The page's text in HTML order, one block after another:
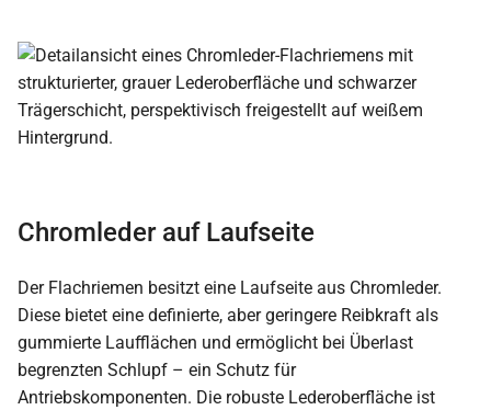
Chromleder auf Laufseite
Der Flachriemen besitzt eine Laufseite aus Chromleder.
Diese bietet eine definierte, aber geringere Reibkraft als
gummierte Laufflächen und ermöglicht bei Überlast
begrenzten Schlupf – ein Schutz für
Antriebskomponenten. Die robuste Lederoberfläche ist